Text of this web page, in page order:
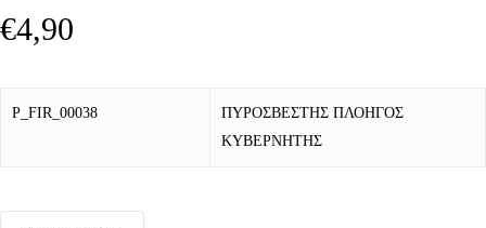
€4,90
P_FIR_00038
ΠΥΡΟΣΒΕΣΤΗΣ ΠΛΟΗΓΟΣ
ΚΥΒΕΡΝΗΤΗΣ